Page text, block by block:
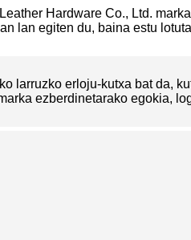
Hardware Co., Ltd.
lan egiten du, baina estu
larruzko erloju-kutxa bat da,
ezberdinetarako egokia,